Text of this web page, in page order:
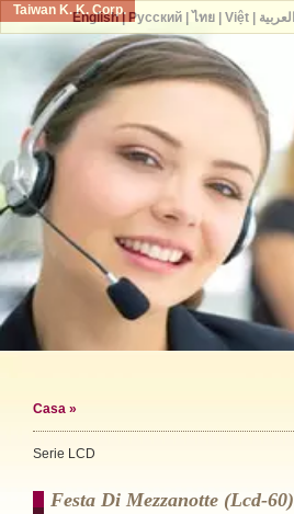
Taiwan K. K. Corp.
Casa »
Serie LCD
Festa Di Mezzanotte (lcd-60)
English| Русский| ไทย| Việt| العربية